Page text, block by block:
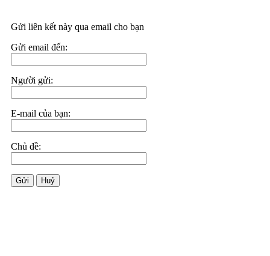
Gửi liên kết này qua email cho bạn
Gửi email đến:
Người gửi:
E-mail của bạn:
Chủ đề:
Gửi Huỷ